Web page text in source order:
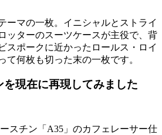
ーマの一枚。イニシャルとストライ
ッターのスーツケースが主役で、背
スポークに近かったロールス・ロイ
て何枚も切った末の一枚です。
現在に再現してみました
スチン「A35」のカフェレーサー仕